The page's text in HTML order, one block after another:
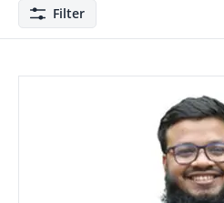
FilterFilter